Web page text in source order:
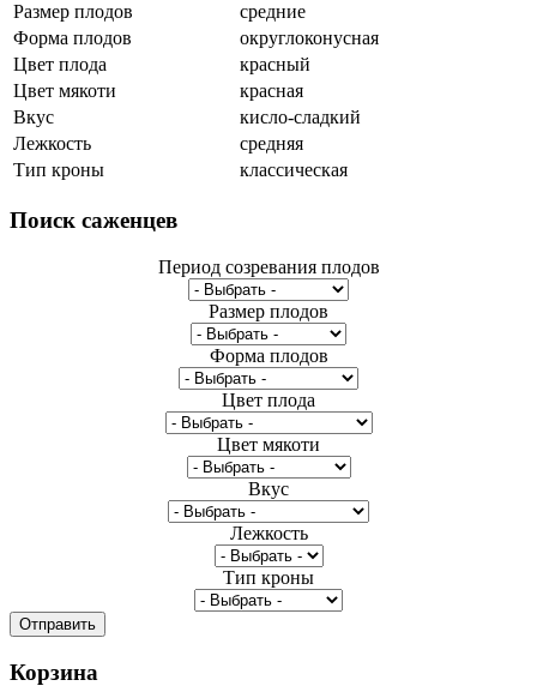
Размер плодов
средние
Форма плодов
округлоконусная
Цвет плода
красный
Цвет мякоти
красная
Вкус
кисло-сладкий
Лежкость
средняя
Тип кроны
классическая
Поиск саженцев
Период созревания плодов
Размер плодов
Форма плодов
Цвет плода
Цвет мякоти
Вкус
Лежкость
Тип кроны
Корзина